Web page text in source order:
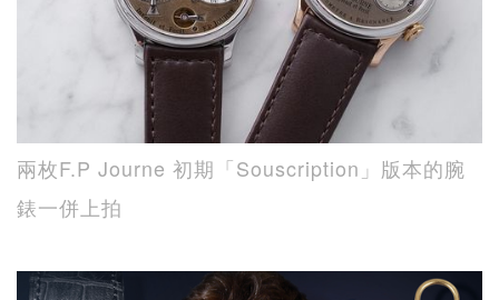
兩枚F.P Journe 初期「Souscription」版本的腕
錶一併上拍